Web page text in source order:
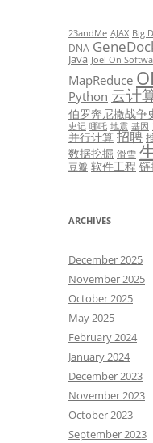
23andMe AJAX Big
DNA
Java Joel On
MapReduce
Python 云计
伯罗奔尼撒战争
史记 哪吒 地震 基因
并行计算 招聘
数据挖掘 滑雪
豆瓣 软件工程
ARCHIVES
December 2025
November 2025
October 2025
May 2025
February 2024
January 2024
December 2023
November 2023
October 2023
September 2023